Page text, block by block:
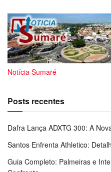
Notícia Sumaré
Posts recentes
Dafra Lança ADXTG 300: A
Santos Enfrenta Athletico:
Guia Completo: Palmeiras e